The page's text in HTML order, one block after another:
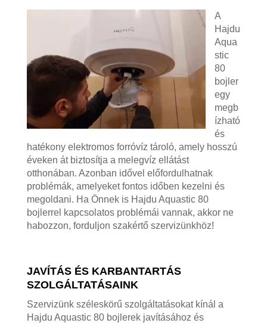
A
Hajdu
Aqua
stic
80
bojler
egy
megb
ízható
és
hatékony elektromos forróvíz tároló, amely hosszú
éveken át biztosítja a melegvíz ellátást
otthonában. Azonban idővel előfordulhatnak
problémák, amelyeket fontos időben kezelni és
megoldani. Ha Önnek is Hajdu Aquastic 80
bojlerrel kapcsolatos problémái vannak, akkor ne
habozzon, forduljon szakértő szervizünkhöz!
JAVÍTÁS ÉS KARBANTARTÁS
SZOLGÁLTATÁSAINK
Szervizünk széleskörű szolgáltatásokat kínál a
Hajdu Aquastic 80 bojlerek javításához és